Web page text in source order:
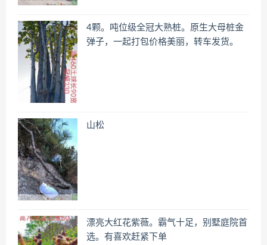
4颗。吨位级全冠大熟桩。原生大母桩金
弹子，一起打包价格美丽，转车发货。
山松
漂亮大红花紫薇。霸气十足，别墅庭院首
选。有喜欢赶紧下单